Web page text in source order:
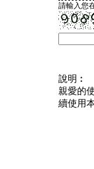
請輸入您
說明︰
親愛的
續使用